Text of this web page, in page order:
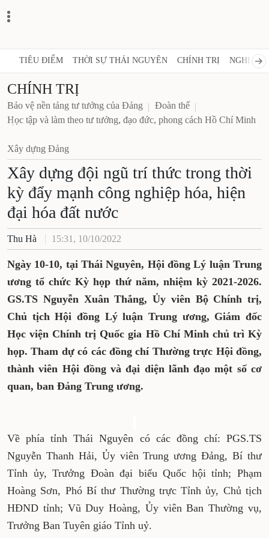
TIÊU ĐIỂM THỜI SỰ THÁI NGUYÊN CHÍNH TRỊ NGHỊ
CHÍNH TRỊ
Bảo vệ nền tảng tư tưởng của Đảng
Đoàn thể
Học tập và làm theo tư tưởng, đạo đức, phong cách Hồ Chí Minh
Xây dựng Đảng
Xây dựng đội ngũ trí thức trong thời
kỳ đẩy mạnh công nghiệp hóa, hiện
đại hóa đất nước
Thu Hà 15:31, 10/10/2022
Ngày 10-10, tại Thái Nguyên, Hội đồng Lý luận Trung
ương tổ chức Kỳ họp thứ năm, nhiệm kỳ 2021-2026.
GS.TS Nguyễn Xuân Thắng, Ủy viên Bộ Chính trị,
Chủ tịch Hội đồng Lý luận Trung ương, Giám đốc
Học viện Chính trị Quốc gia Hồ Chí Minh chủ trì Kỳ
họp. Tham dự có các đồng chí Thường trực Hội đồng,
thành viên Hội đồng và đại diện lãnh đạo một số cơ
quan, ban Đảng Trung ương.
Về phía tỉnh Thái Nguyên có các đồng chí: PGS.TS
Nguyễn Thanh Hải, Ủy viên Trung ương Đảng, Bí thư
Tỉnh ủy, Trưởng Đoàn đại biểu Quốc hội tỉnh; Phạm
Hoàng Sơn, Phó Bí thư Thường trực Tỉnh ủy, Chủ tịch
HĐND tỉnh; Vũ Duy Hoàng, Ủy viên Ban Thường vụ,
Trưởng Ban Tuyên giáo Tỉnh uỷ.